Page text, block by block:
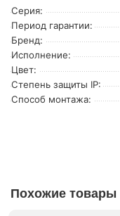
Серия:
Период гарантии:
Бренд:
Исполнение:
Цвет:
Степень защиты IP:
Способ монтажа:
Похожие товары